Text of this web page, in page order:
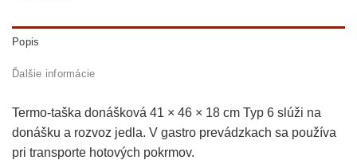
6`,
1Popis
Ďalšie informácie
Termo-taška donášková 41 × 46 × 18 cm Typ 6 slúži na
donášku a rozvoz jedla. V gastro prevádzkach sa používa
pri transporte hotových pokrmov.